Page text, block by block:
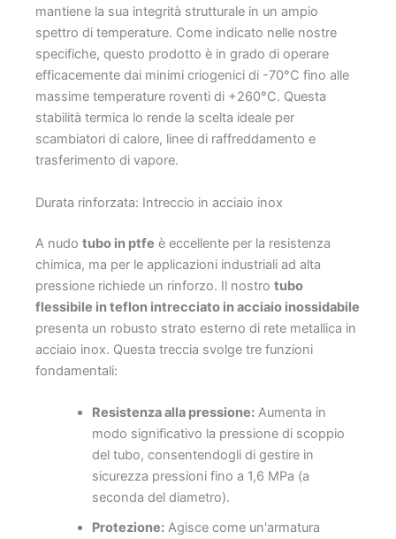
mantiene la sua integrità strutturale in un ampio
spettro di temperature. Come indicato nelle nostre
specifiche, questo prodotto è in grado di operare
efficacemente dai minimi criogenici di -70°C fino alle
massime temperature roventi di +260°C. Questa
stabilità termica lo rende la scelta ideale per
scambiatori di calore, linee di raffreddamento e
trasferimento di vapore.
Durata rinforzata: Intreccio in acciaio inox
A nudo tubo in ptfe è eccellente per la resistenza
chimica, ma per le applicazioni industriali ad alta
pressione richiede un rinforzo. Il nostro tubo
flessibile in teflon intrecciato in acciaio inossidabile
presenta un robusto strato esterno di rete metallica in
acciaio inox. Questa treccia svolge tre funzioni
fondamentali:
Resistenza alla pressione:Aumenta in
modo significativo la pressione di scoppio
del tubo, consentendogli di gestire in
sicurezza pressioni fino a 1,6 MPa (a
seconda del diametro).
Protezione:Agisce come un'armatura